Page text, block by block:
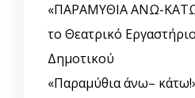
«ΠΑΡΑΜΥΘΙΑ ΑΝΩ-
το Θεατρικό
Δημοτικού
«Παραμύθια άνω–